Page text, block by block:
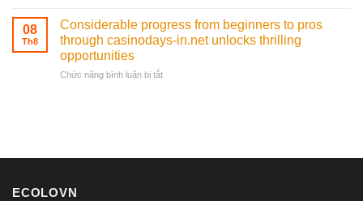
prilike
i
stabilnost
dugoročnim
kasyna
online
i
nvcasinos.com.pl
każdego
08
Th8
Considerable progress from beginners to pros
through casinodays-in.net unlocks thrilling
opportunities
Chức năng bình luận bị tắtở
pros
ECOLOVN